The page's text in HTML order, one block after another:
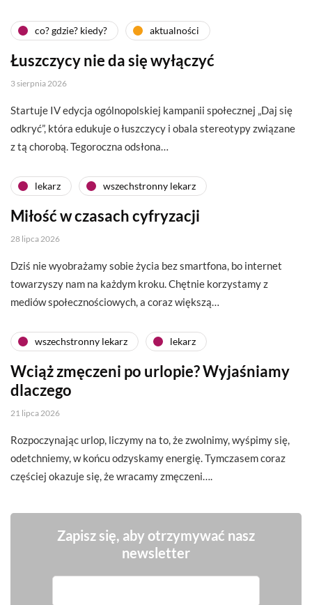
co? gdzie? kiedy? aktualności
Łuszczycy nie da się wyłączyć
3 sierpnia 2026
Startuje IV edycja ogólnopolskiej kampanii społecznej „Daj się
odkryć”, która edukuje o łuszczycy i obala stereotypy związane
z tą chorobą. Tegoroczna odsłona…
lekarz wszechstronny lekarz
Miłość w czasach cyfryzacji
28 lipca 2026
Dziś nie wyobrażamy sobie życia bez smartfona, bo internet
towarzyszy nam na każdym kroku. Chętnie korzystamy z
mediów społecznościowych, a coraz większą…
wszechstronny lekarz lekarz
Wciąż zmęczeni po urlopie? Wyjaśniamy
dlaczego
21 lipca 2026
Rozpoczynając urlop, liczymy na to, że zwolnimy, wyśpimy się,
odetchniemy, w końcu odzyskamy energię. Tymczasem coraz
częściej okazuje się, że wracamy zmęczeni….
Zapisz się, aby otrzymywać nasz
newsletter